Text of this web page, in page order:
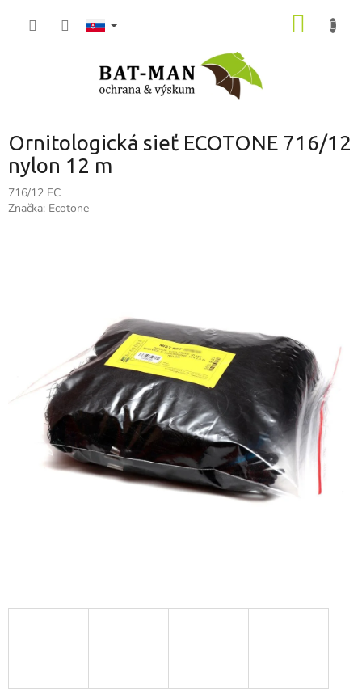
Ornitologická sieť ECOTONE 716/12
nylon 12 m
716/12 EC
Značka: Ecotone